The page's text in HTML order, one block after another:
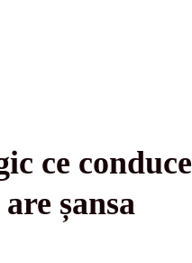
ce conduce
șansa